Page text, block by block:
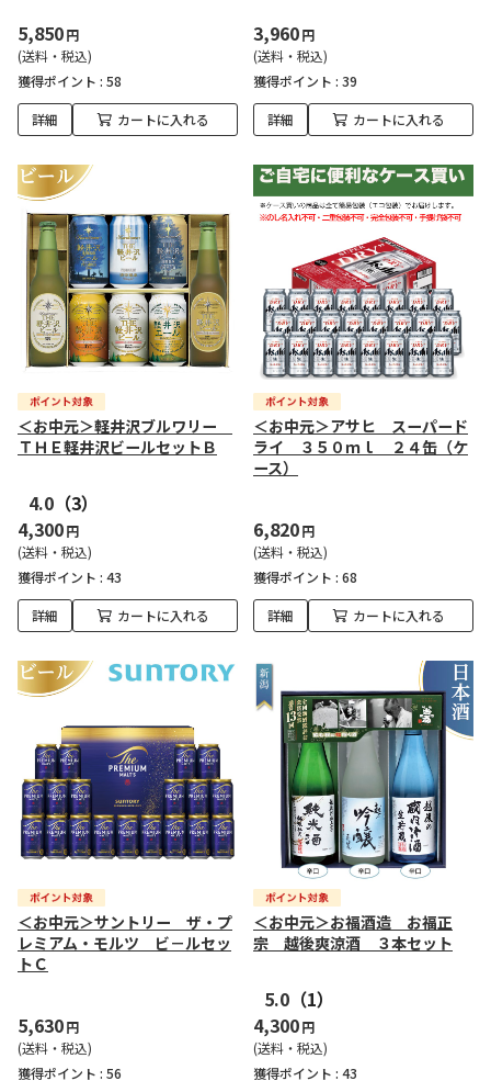
5,850円
(送料・税込)
獲得ポイント : 58
詳細 カートに入れる
3,960円
(送料・税込)
獲得ポイント : 39
詳細 カートに入れる
＜お中元＞軽井沢ブルワリー
ＴＨＥ軽井沢ビールセットＢ
4.0 （3）
4,300円
(送料・税込)
獲得ポイント : 43
詳細 カートに入れる
＜お中元＞アサヒ スーパード
ライ ３５０ｍｌ ２４缶（ケ
ース）
6,820円
(送料・税込)
獲得ポイント : 68
詳細 カートに入れる
＜お中元＞サントリー ザ・プ
レミアム・モルツ ビ－ルセッ
トＣ
5,630円
(送料・税込)
獲得ポイント : 56
＜お中元＞お福酒造 お福正
宗 越後爽涼酒 ３本セット
5.0 （1）
4,300円
(送料・税込)
獲得ポイント : 43